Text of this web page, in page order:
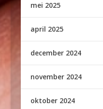
mei 2025
april 2025
december 2024
november 2024
oktober 2024